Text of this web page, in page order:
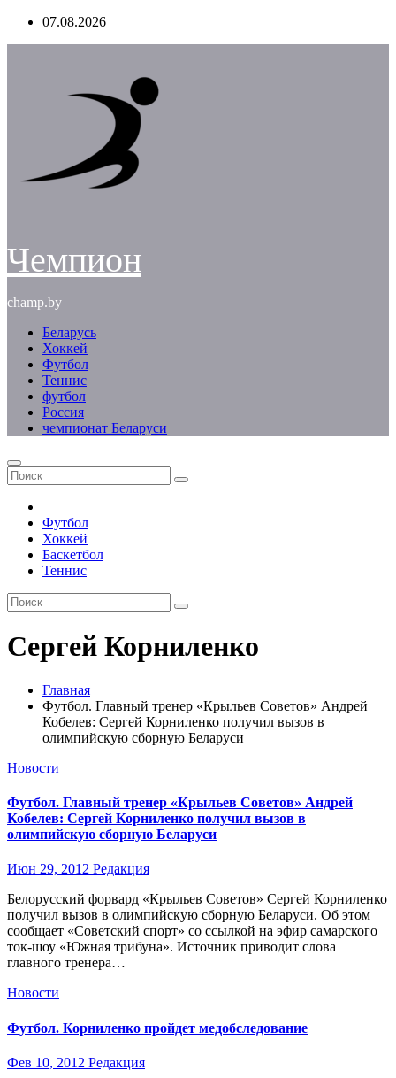
Перейти07.08.2026
Чемпион
champ.by
Беларусь
Хоккей
Футбол
Теннис
футбол
Россия
чемпионат Беларуси
Футбол
Хоккей
Баскетбол
Теннис
Сергей Корниленко
Главная
Футбол. Главный тренер «Крыльев Советов» Андрей
Кобелев: Сергей Корниленко получил вызов в
олимпийскую сборную Беларуси
Новости
Футбол. Главный тренер «Крыльев Советов» Андрей
Кобелев: Сергей Корниленко получил вызов в
олимпийскую сборную Беларуси
Июн 29, 2012 Редакция
Белорусский форвард «Крыльев Советов» Сергей Корниленко
получил вызов в олимпийскую сборную Беларуси. Об этом
сообщает «Советский спорт» со ссылкой на эфир самарского
ток-шоу «Южная трибуна». Источник приводит слова
главного тренера…
Новости
Футбол. Корниленко пройдет медобследование
Фев 10, 2012 Редакция